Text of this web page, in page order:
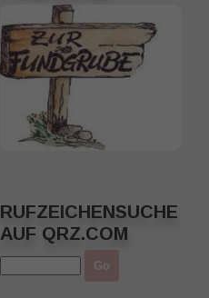
RUFZEICHENSUCHE
AUF QRZ.COM